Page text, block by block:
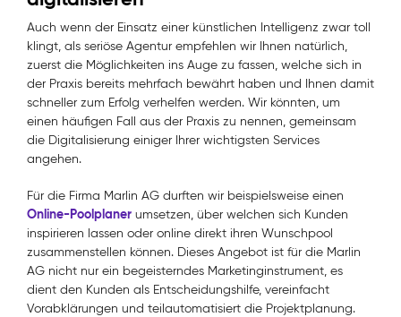
Auch wenn der Einsatz einer künstlichen Intelligenz zwar toll
klingt, als seriöse Agentur empfehlen wir Ihnen natürlich,
zuerst die Möglichkeiten ins Auge zu fassen, welche sich in
der Praxis bereits mehrfach bewährt haben und Ihnen damit
schneller zum Erfolg verhelfen werden. Wir könnten, um
einen häufigen Fall aus der Praxis zu nennen, gemeinsam
die Digitalisierung einiger Ihrer wichtigsten Services
angehen.
Für die Firma Marlin AG durften wir beispielsweise einen
Online-Poolplaner umsetzen, über welchen sich Kunden
inspirieren lassen oder online direkt ihren Wunschpool
zusammenstellen können. Dieses Angebot ist für die Marlin
AG nicht nur ein begeisterndes Marketinginstrument, es
dient den Kunden als Entscheidungshilfe, vereinfacht
Vorabklärungen und teilautomatisiert die Projektplanung.